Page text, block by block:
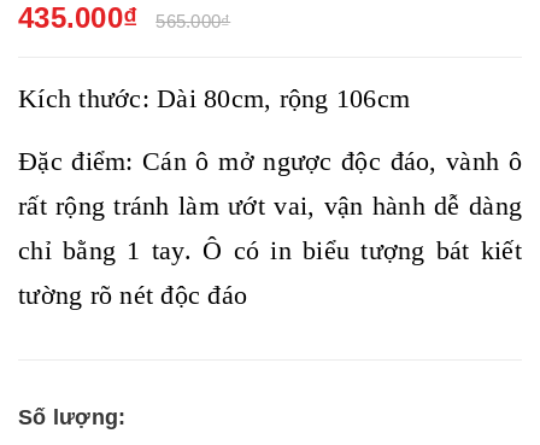
435.000₫ 565.000₫
Kích thước: Dài 80cm, rộng 106cm
Đặc điểm: Cán ô mở ngược độc đáo, vành ô
rất rộng tránh làm ướt vai, vận hành dễ dàng
chỉ bằng 1 tay. Ô có in biểu tượng bát kiết
tường rõ nét độc đáo
Số lượng: